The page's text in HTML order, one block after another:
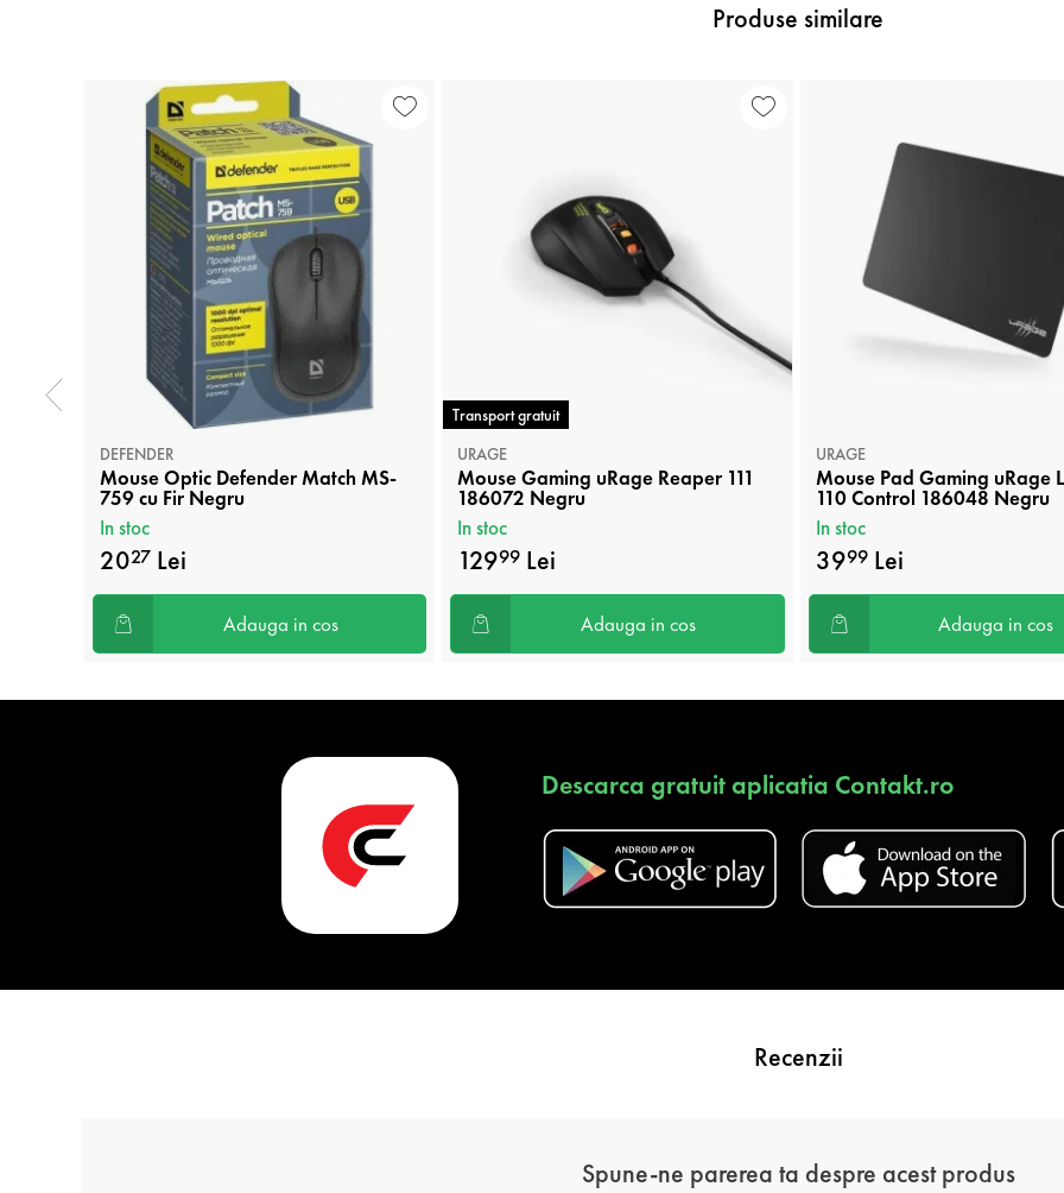
Produse similare
DEFENDER
Mouse Optic Defender Match MS-
759 cu Fir Negru
In stoc
2027 Lei
Adauga in cos
Transport gratuit
URAGE
Mouse Gaming uRage Reaper 111
186072 Negru
In stoc
12999 Lei
Adauga in cos
URAGE
Mouse Pad Gaming uRage
110 Control 186048 Negru
In stoc
3999Lei
Adauga in cos
Descarca gratuit aplicatia Contakt.ro
Recenzii
Spune-ne parerea ta despre acest produs